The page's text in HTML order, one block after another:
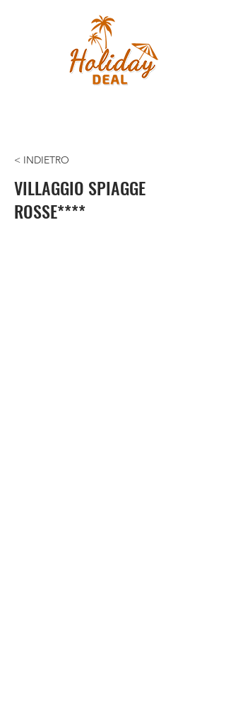
< INDIETRO
VILLAGGIO SPIAGGE
ROSSE****